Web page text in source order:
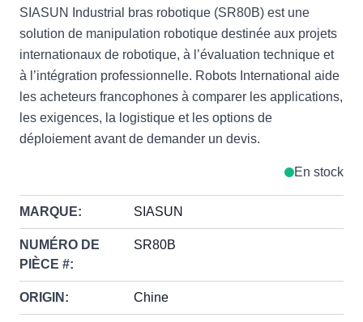
SIASUN Industrial bras robotique (SR80B) est une
solution de manipulation robotique destinée aux projets
internationaux de robotique, à l’évaluation technique et
à l’intégration professionnelle. Robots International aide
les acheteurs francophones à comparer les applications,
les exigences, la logistique et les options de
déploiement avant de demander un devis.
En stock
MARQUE: SIASUN
NUMÉRO DE
PIÈCE #:
SR80B
ORIGIN: Chine